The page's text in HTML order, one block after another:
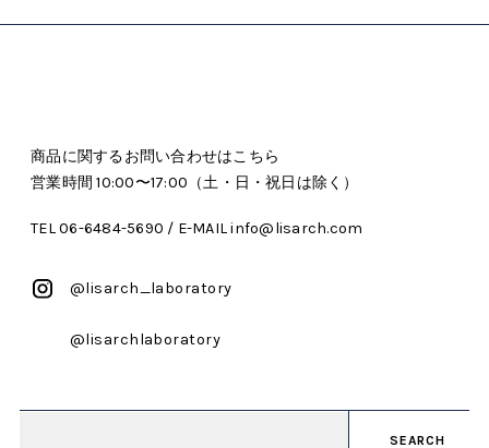
商品に関するお問い合わせはこちら
営業時間 10:00〜17:00（土・日・祝日は除く）
TEL 06-6484-5690 / E-MAIL info@lisarch.com
@lisarch_laboratory
@lisarchlaboratory
SEARCH